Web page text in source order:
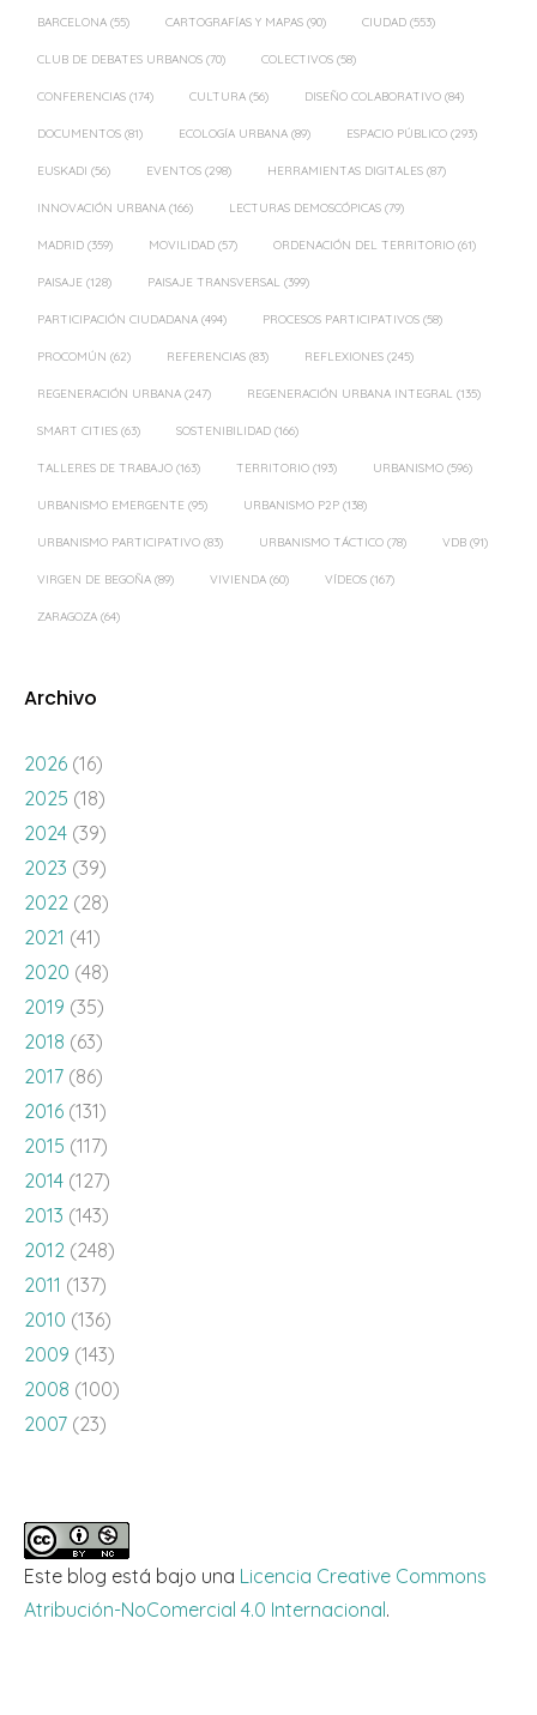
BARCELONA (55) CARTOGRAFÍAS Y MAPAS (90) CIUDAD (553)
CLUB DE DEBATES URBANOS (70) COLECTIVOS (58)
CONFERENCIAS (174) CULTURA (56) DISEÑO COLABORATIVO (84)
DOCUMENTOS (81) ECOLOGÍA URBANA (89) ESPACIO PÚBLICO (293)
EUSKADI (56) EVENTOS (298) HERRAMIENTAS DIGITALES (87)
INNOVACIÓN URBANA (166) LECTURAS DEMOSCÓPICAS (79)
MADRID (359) MOVILIDAD (57) ORDENACIÓN DEL TERRITORIO (61)
PAISAJE (128) PAISAJE TRANSVERSAL (399)
PARTICIPACIÓN CIUDADANA (494) PROCESOS PARTICIPATIVOS (58)
PROCOMÚN (62) REFERENCIAS (83) REFLEXIONES (245)
REGENERACIÓN URBANA (247) REGENERACIÓN URBANA INTEGRAL (135)
SMART CITIES (63) SOSTENIBILIDAD (166)
TALLERES DE TRABAJO (163) TERRITORIO (193) URBANISMO (596)
URBANISMO EMERGENTE (95) URBANISMO P2P (138)
URBANISMO PARTICIPATIVO (83) URBANISMO TÁCTICO (78) VDB (91)
VIRGEN DE BEGOÑA (89) VIVIENDA (60) VÍDEOS (167)
ZARAGOZA (64)
Archivo
2026 (16)
2025 (18)
2024 (39)
2023 (39)
2022 (28)
2021 (41)
2020 (48)
2019 (35)
2018 (63)
2017 (86)
2016 (131)
2015 (117)
2014 (127)
2013 (143)
2012 (248)
2011 (137)
2010 (136)
2009 (143)
2008 (100)
2007 (23)
Este blog está bajo una Licencia Creative Commons
Atribución-NoComercial 4.0 Internacional.